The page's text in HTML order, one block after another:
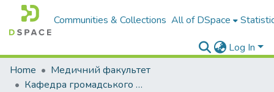
Communities & Collections All of DSpace
Log In
Home
Медичний факультет
Кафедра громадського здоров’я та мікробіології